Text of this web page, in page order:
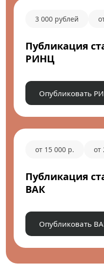
3 000 рублей
Публикация
РИНЦ
Опубликовать
от 15 000 р. от
Публикация
ВАК
Опубликовать